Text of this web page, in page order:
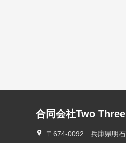
合同会社Two
〒674-0092 兵庫県明石